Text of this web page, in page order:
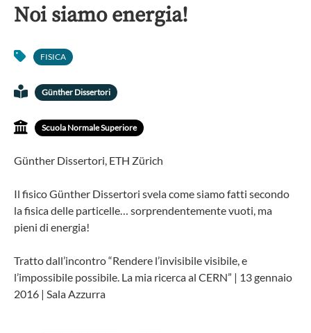
Noi siamo energia!
FISICA
Günther Dissertori
Scuola Normale Superiore
Günther Dissertori, ETH Zürich
Il fisico Günther Dissertori svela come siamo fatti secondo
la fisica delle particelle… sorprendentemente vuoti, ma
pieni di energia!
Tratto dall’incontro “Rendere l’invisibile visibile, e
l’impossibile possibile. La mia ricerca al CERN” | 13 gennaio
2016 | Sala Azzurra